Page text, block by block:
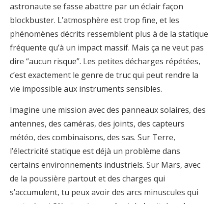
astronaute se fasse abattre par un éclair façon
blockbuster. L’atmosphère est trop fine, et les
phénomènes décrits ressemblent plus à de la statique
fréquente qu’à un impact massif. Mais ça ne veut pas
dire “aucun risque”. Les petites décharges répétées,
c’est exactement le genre de truc qui peut rendre la
vie impossible aux instruments sensibles.
Imagine une mission avec des panneaux solaires, des
antennes, des caméras, des joints, des capteurs
météo, des combinaisons, des sas. Sur Terre,
l’électricité statique est déjà un problème dans
certains environnements industriels. Sur Mars, avec
de la poussière partout et des charges qui
s’accumulent, tu peux avoir des arcs minuscules qui